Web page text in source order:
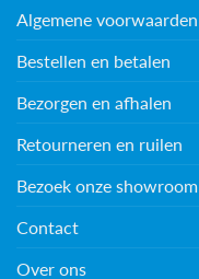
Algemene voorwaarden
Bestellen en betalen
Bezorgen en afhalen
Retourneren en ruilen
Bezoek onze showroom
Contact
Over ons